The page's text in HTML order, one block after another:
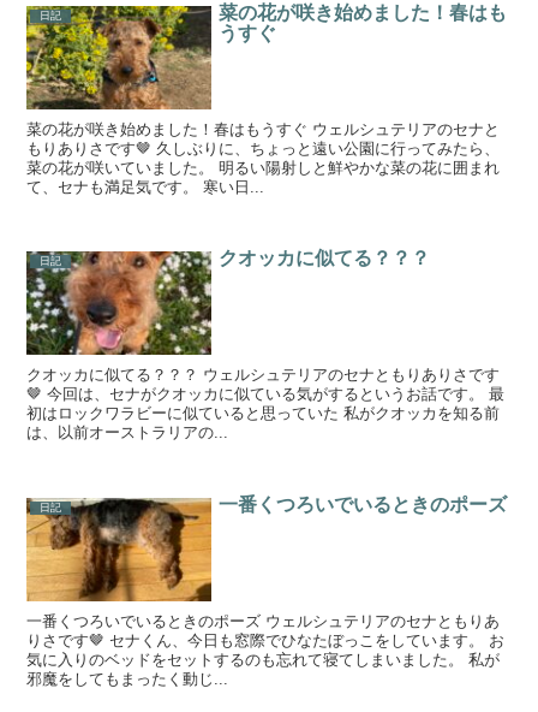
日記
菜の花が咲き始めました！春はも
うすぐ
菜の花が咲き始めました！春はもうすぐ ウェルシュテリアのセナと
もりありさです🤎 久しぶりに、ちょっと遠い公園に行ってみたら、
菜の花が咲いていました。 明るい陽射しと鮮やかな菜の花に囲まれ
て、セナも満足気です。 寒い日...
日記 クオッカに似てる？？？
クオッカに似てる？？？ ウェルシュテリアのセナともりありさです
🤎 今回は、セナがクオッカに似ている気がするというお話です。 最
初はロックワラビーに似ていると思っていた 私がクオッカを知る前
は、以前オーストラリアの...
日記 一番くつろいでいるときのポーズ
一番くつろいでいるときのポーズ ウェルシュテリアのセナともりあ
りさです🤎 セナくん、今日も窓際でひなたぼっこをしています。 お
気に入りのベッドをセットするのも忘れて寝てしまいました。 私が
邪魔をしてもまったく動じ...